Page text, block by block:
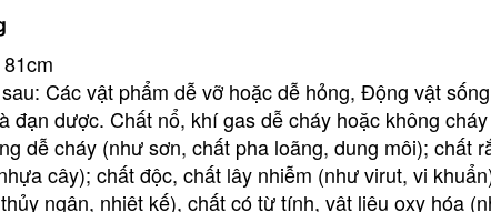
Các vật phẩm dễ vỡ hoặc dễ hỏng, Động vật
đạn dược. Chất nổ, khí gas dễ cháy hoặc không
dễ cháy (như sơn, chất pha loãng, dung môi); chất
cây); chất độc, chất lây nhiễm (như virut, vi
ngân, nhiệt kế), chất có từ tính, vật liệu oxy hóa